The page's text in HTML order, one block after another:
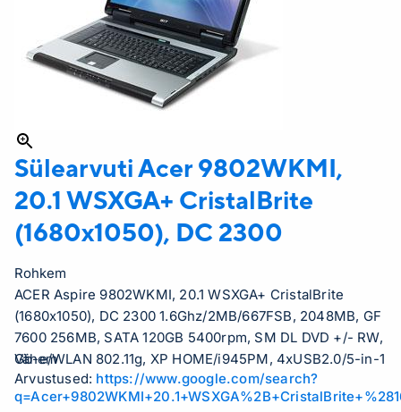
Sülearvuti Acer 9802WKMI,
20.1 WSXGA+ CristalBrite
(1680x1050), DC 2300
Rohkem
ACER Aspire 9802WKMI, 20.1 WSXGA+ CristalBrite
(1680x1050), DC 2300 1.6Ghz/2MB/667FSB, 2048MB, GF
7600 256MB, SATA 120GB 5400rpm, SM DL DVD +/- RW,
Gb-e/WLAN 802.11g, XP HOME/i945PM, 4xUSB2.0/5-in-1
Card reader/1.3M Camera/7.8Kg
Vähem
Arvustused: https://www.google.com/search?